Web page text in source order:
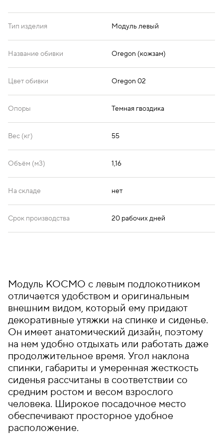
Oregon 25
Oregon 33
Тип изделия Модуль левый
Название обивки Oregon (кожзам)
Цвет обивки Oregon 02
Опоры Темная гвоздика
Вес (кг) 55
Объём (м3) 1,16
На складе нет
Срок производства 20 рабочих дней
Модуль КОСМО с левым подлокотником
отличается удобством и оригинальным
внешним видом, который ему придают
декоративные утяжки на спинке и сиденье.
Он имеет анатомический дизайн, поэтому
на нем удобно отдыхать или работать даже
продолжительное время. Угол наклона
спинки, габариты и умеренная жесткость
сиденья рассчитаны в соответствии со
средним ростом и весом взрослого
человека. Широкое посадочное место
обеспечивают просторное удобное
расположение.